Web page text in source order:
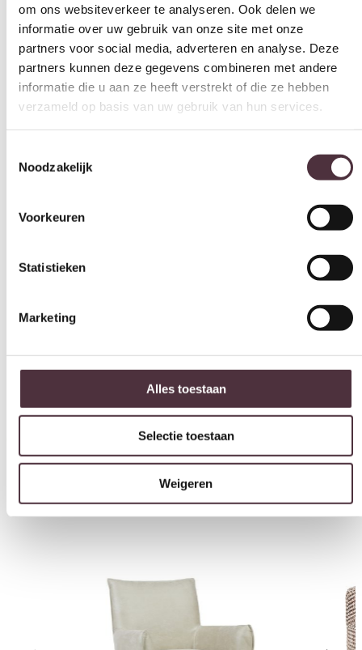
informatie over uw gebruik van onze site met onze
partners voor social media, adverteren en analyse. Deze
partners kunnen deze gegevens combineren met andere
informatie die u aan ze heeft verstrekt of die ze hebben
verzameld op basis van uw gebruik van hun services.
Toestemmingsselectie
Alles toestaan
Selectie toestaan
Weigeren
Zitdiepte (cm)
56 cm
Leuninghoogte arm (cm)
Merk
Gemonteerd geleverd
Nee (handgrepen en/of poten nog monteren)
Geadviseerd onderhoudsmiddel
All in house Just enjoy 5 jaar vlek en constructie garantie
Categorie
Hoekbanken
thuis bezorgd boven de €100,-
Ruim2500m2 showroom
Interessant voor jou